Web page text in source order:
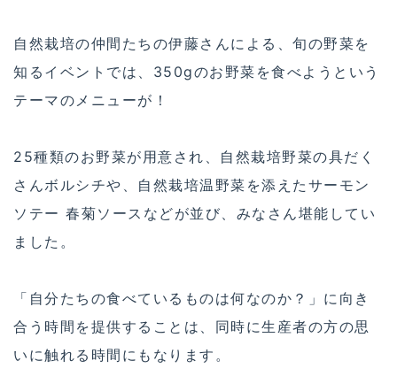
自然栽培の仲間たちの伊藤さんによる、旬の野菜を
知るイベントでは、350gのお野菜を食べようという
テーマのメニューが！
25種類のお野菜が用意され、自然栽培野菜の具だく
さんボルシチや、自然栽培温野菜を添えたサーモン
ソテー 春菊ソースなどが並び、みなさん堪能してい
ました。
「自分たちの食べているものは何なのか？」に向き
合う時間を提供することは、同時に生産者の方の思
いに触れる時間にもなります。